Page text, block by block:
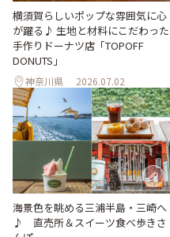
横須賀らしいポップな雰囲気に心
が躍る♪ 生地と材料にこだわった
手作りドーナツ店「TOPOFF
DONUTS」
神奈川県 2026.07.02
海景色を眺める三浦半島・三崎へ
♪ 直売所＆スイーツ食べ歩きさ